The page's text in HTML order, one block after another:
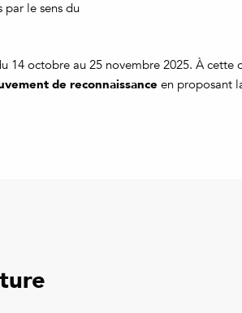
par le sens du
octobre au 25 novembre 2025. À
de reconnaissance en proposant